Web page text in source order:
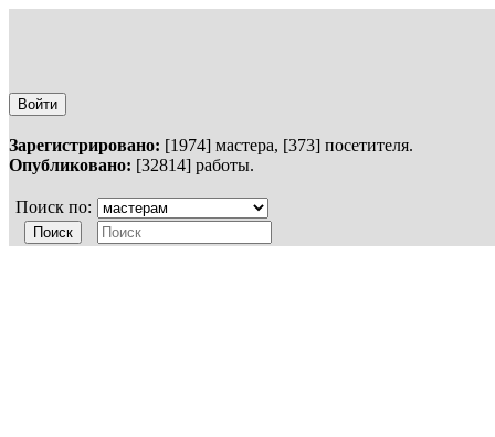
Войти
Зарегистрировано: [1974] мастера, [373] посетителя.
Опубликовано: [32814] работы.
Поиск по: